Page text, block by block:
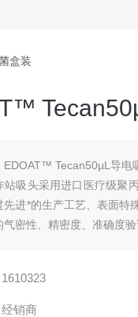
盒装
EDOAT™ Tecan50µL导电
站吸头采用进口医疗级聚
先进*的生产工艺、表面特
气密性、精密度、准确度
1610323
经销商